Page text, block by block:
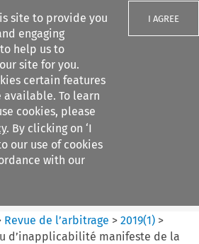
site to provide you
engaging
help us to
site for you.
certain features
To learn
cookies, please
. By clicking on ‘I
our use of cookies
with our
I AGREE
filters
Revue de l’arbitrage >2019(1) >
d’inapplicabilité manifeste de la